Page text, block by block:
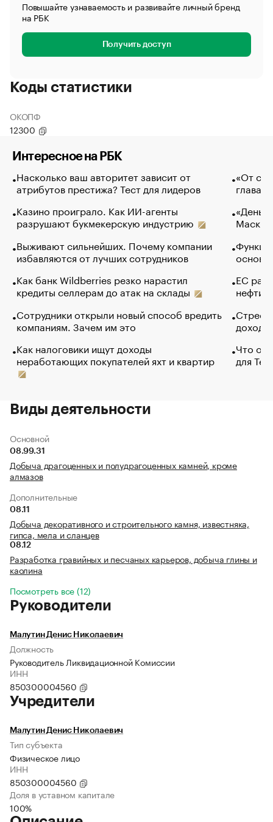
Повышайте узнаваемость и развивайте личный бренд
на РБК
Получить доступ
Коды статистики
ОКОПФ
12300
Интересное на РБК
Насколько ваш авторитет зависит от
атрибутов престижа? Тест для лидеров
Казино проиграло. Как ИИ-агенты
разрушают букмекерскую индустрию
Выживают сильнейших. Почему компании
избавляются от лучших сотрудников
Как банк Wildberries резко нарастил
кредиты селлерам до атак на склады
Сотрудники открыли новый способ вредить
компаниям. Зачем им это
Как налоговики ищут доходы
неработающих покупателей яхт и квартир
«От
глава
Маск в
основ
ЕС
нефти
Что
для
Виды деятельности
Основной
08.99.31
Добыча драгоценных и полудрагоценных камней, кроме
алмазов
Дополнительные
08.11
Добыча декоративного и строительного камня, известняка,
гипса, мела и сланцев
08.12
Разработка гравийных и песчаных карьеров, добыча глины и
каолина
Посмотреть все (12)
Руководители
Малутин Денис Николаевич
Должность
Руководитель Ликвидационной Комиссии
ИНН
850300004560
Учредители
Малутин Денис Николаевич
Тип субъекта
Физическое лицо
ИНН
850300004560
Доля в уставном капитале
100%